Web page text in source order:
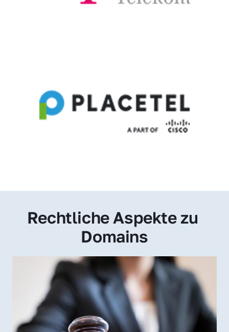
Rechtliche Aspekte zu
Domains